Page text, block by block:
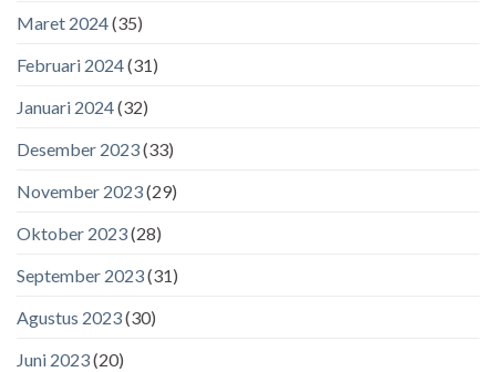
Maret 2024(35)
Februari 2024(31)
Januari 2024(32)
Desember 2023(33)
November 2023(29)
Oktober 2023(28)
September 2023(31)
Agustus 2023(30)
Juni 2023(20)